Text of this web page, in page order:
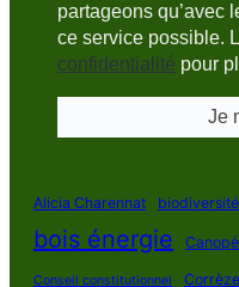
partageons qu’avec
ce service possible.
confidentialité pour
Alicia Charennat biodiversité
bois énergie
Conseil constitutionnel Corrèze